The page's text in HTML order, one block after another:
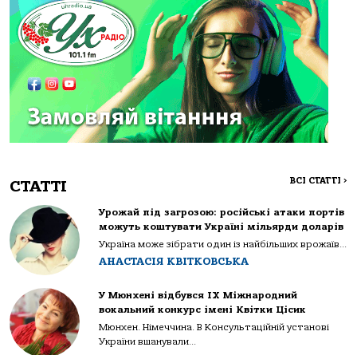
СТАТТІ ВСІ СТАТТІ >
Урожай під загрозою: російські атаки портів
можуть коштувати Україні мільярди доларів
Україна може зібрати один із найбільших врожаїв...
АНАСТАСІЯ КВІТКОВСЬКА
У Мюнхені відбувся IX Міжнародний
вокальний конкурс імені Квітки Цісик
Мюнхен. Німеччина. В Консультаційній установі
України вшанували...